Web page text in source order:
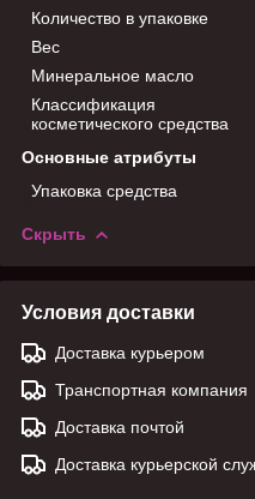
Количество в упаковке
Вес
Минеральное масло
Классификация
косметического средства
Основные атрибуты
Упаковка средства
Скрыть
Условия доставки
Доставка курьером
Транспортная компания
Доставка почтой
Доставка курьерской